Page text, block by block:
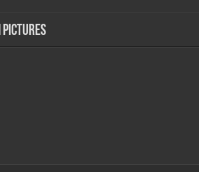
Pictures